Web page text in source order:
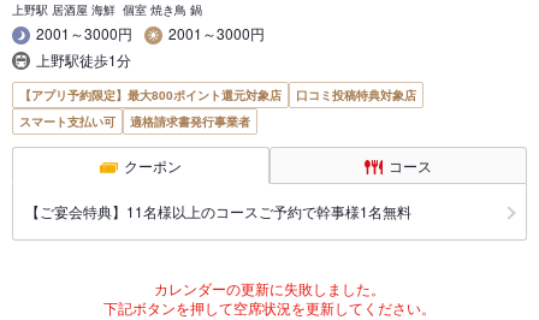
上野駅 居酒屋 海鮮 個室 焼き鳥 鍋
2001～3000円
2001～3000円
上野駅徒歩1分
【アプリ予約限定】最大800ポイント還元対象店
口コミ投稿特典対象店
スマート支払い可
適格請求書発行事業者
クーポン コース
【ご宴会特典】11名様以上のコースご予約で幹事様1名無料
カレンダーの更新に失敗しました。
下記ボタンを押して空席状況を更新してください。